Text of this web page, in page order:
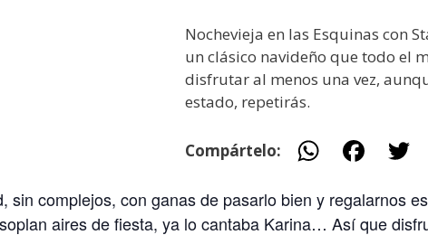
Nochevieja en las Esquinas con
un clásico navideño que todo el
disfrutar al menos una vez,
estado, repetirás.
Compártelo: W
at e
sin complejos, con ganas de pasarlo bien y regalarnos
aires de fiesta, ya lo cantaba Karina… Así que